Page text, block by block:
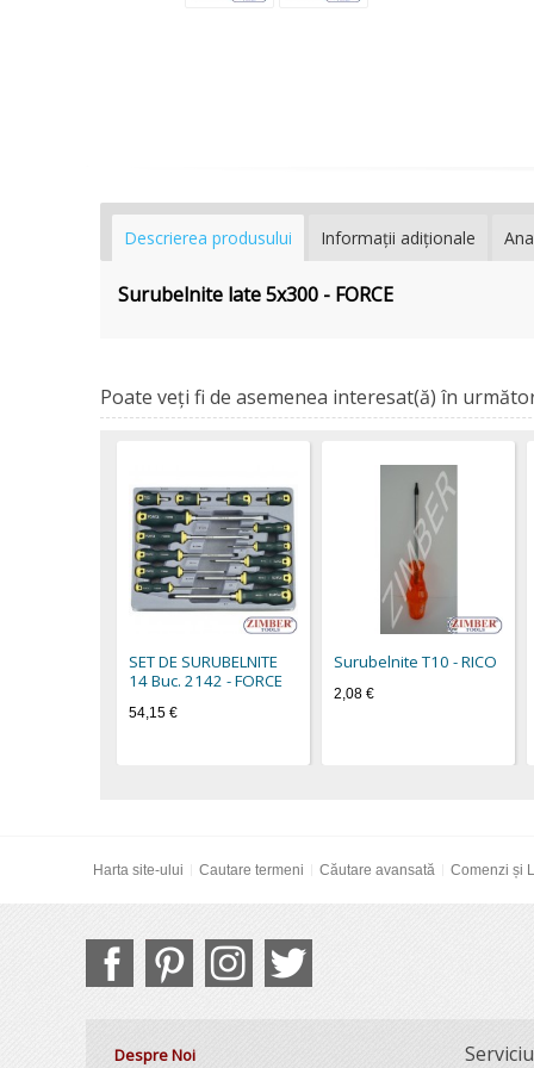
Descrierea produsului Informaţii adiţionale
Surubelnite late 5х300 - FORCE
Poate veţi fi de asemenea interesat(ă) în
SET DE SURUBELNITE
14 Buc. 2142 - FORCE
54,15 €
Surubelnite Т10 - RICO
2,08 €
Harta site-ului Cautare termeni Căutare avansată Comenzi și
Despre Noi